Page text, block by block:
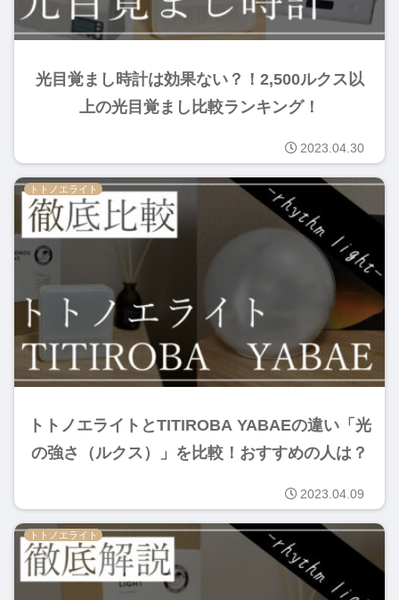
光目覚まし時計は効果ない？！2,500ルクス以
上の光目覚まし比較ランキング！
2023.04.30
トトノエライト
トトノエライトとTITIROBA YABAEの違い「光
の強さ（ルクス）」を比較！おすすめの人は？
2023.04.09
トトノエライト